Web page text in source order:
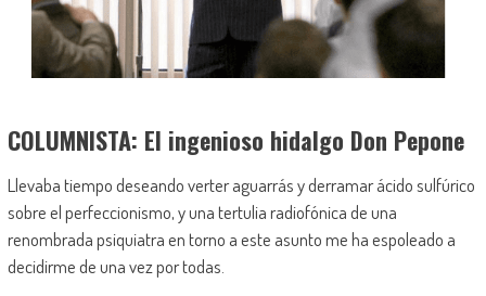
COLUMNISTA: El ingenioso hidalgo Don Pepone
Llevaba tiempo deseando verter aguarrás y derramar ácido sulfúrico
sobre el perfeccionismo, y una tertulia radiofónica de una
renombrada psiquiatra en torno a este asunto me ha espoleado a
decidirme de una vez por todas.